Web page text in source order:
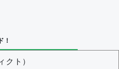
！
クト）